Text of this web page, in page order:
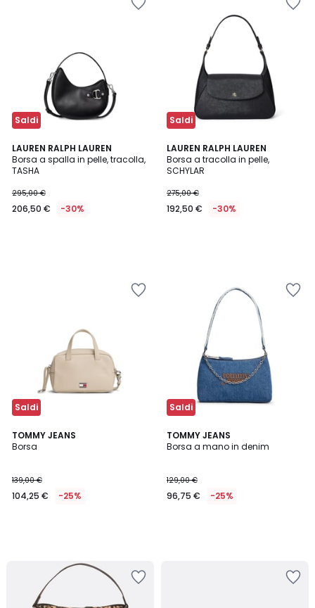
Saldi
LAUREN RALPH LAUREN
Borsa a spalla in pelle, tracolla,
TASHA
295,00 €
206,50 € -30%
Saldi
LAUREN RALPH LAUREN
Borsa a tracolla in pelle,
SCHYLAR
275,00 €
192,50 € -30%
Saldi
TOMMY JEANS
Borsa
139,00 €
104,25 € -25%
Saldi
TOMMY JEANS
Borsa a mano in denim
129,00 €
96,75 € -25%